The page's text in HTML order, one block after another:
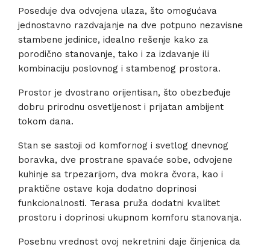
Poseduje dva odvojena ulaza, što omogućava
jednostavno razdvajanje na dve potpuno nezavisne
stambene jedinice, idealno rešenje kako za
porodično stanovanje, tako i za izdavanje ili
kombinaciju poslovnog i stambenog prostora.
Prostor je dvostrano orijentisan, što obezbeđuje
dobru prirodnu osvetljenost i prijatan ambijent
tokom dana.
Stan se sastoji od komfornog i svetlog dnevnog
boravka, dve prostrane spavaće sobe, odvojene
kuhinje sa trpezarijom, dva mokra čvora, kao i
praktične ostave koja dodatno doprinosi
funkcionalnosti. Terasa pruža dodatni kvalitet
prostoru i doprinosi ukupnom komforu stanovanja.
Posebnu vrednost ovoj nekretnini daje činjenica da